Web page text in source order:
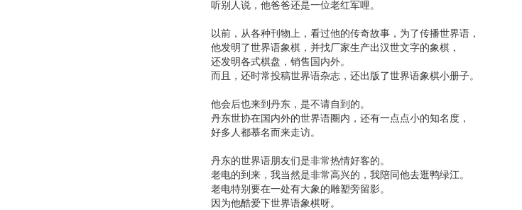
听别人说，他爸爸还是一位老红军哩。
以前，从各种刊物上，看过他的传奇故事，为了传播世界语，
他发明了世界语象棋，并找厂家生产出汉世文字的象棋，
还发明各式棋盘，销售国内外。
而且，还时常投稿世界语杂志，还出版了世界语象棋小册子。
他会后也来到丹东，是不请自到的。
丹东世协在国内外的世界语圈内，还有一点点小的知名度，
好多人都慕名而来走访。
丹东的世界语朋友们是非常热情好客的。
老电的到来，我当然是非常高兴的，我陪同他去逛鸭绿江。
老电特别要在一处有大象的雕塑旁留影。
因为他酷爱下世界语象棋呀。